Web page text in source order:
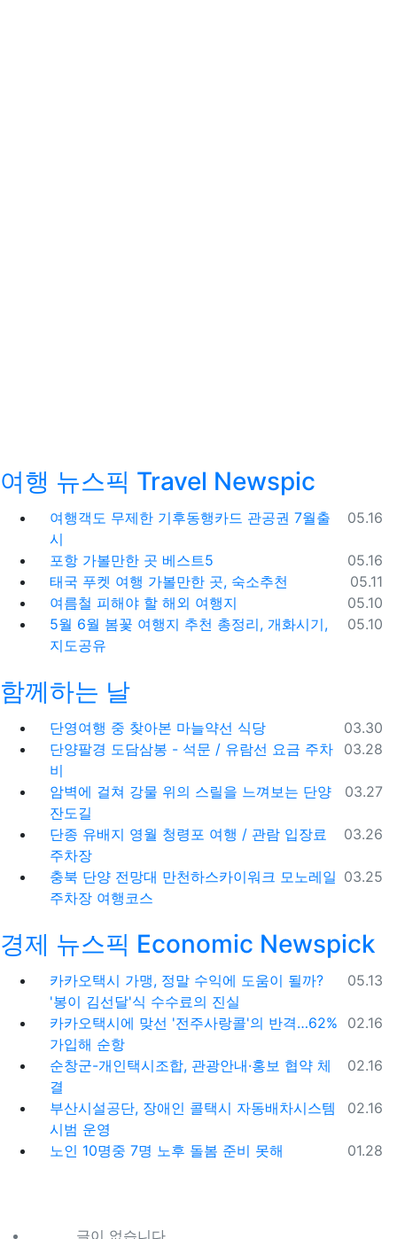
여행 뉴스픽 Travel Newspic
등록일
05.16
여행객도 무제한 기후동행카드 관공권 7월출
시
등록일
05.16
포항 가볼만한 곳 베스트5
등록일
05.11
태국 푸켓 여행 가볼만한 곳, 숙소추천
등록일
05.10
여름철 피해야 할 해외 여행지
등록일
05.10
5월 6월 봄꽃 여행지 추천 총정리, 개화시기,
지도공유
함께하는 날
등록일
03.30
단영여행 중 찾아본 마늘약선 식당
등록일
03.28
단양팔경 도담삼봉 - 석문 / 유람선 요금 주차
비
등록일
03.27
암벽에 걸쳐 강물 위의 스릴을 느껴보는 단양
잔도길
등록일
03.26
단종 유배지 영월 청령포 여행 / 관람 입장료
주차장
등록일
03.25
충북 단양 전망대 만천하스카이워크 모노레일
주차장 여행코스
경제 뉴스픽 Economic Newspick
등록일
05.13
카카오택시 가맹, 정말 수익에 도움이 될까?
'봉이 김선달'식 수수료의 진실
등록일
02.16
카카오택시에 맞선 '전주사랑콜'의 반격…62%
가입해 순항
등록일
02.16
순창군-개인택시조합, 관광안내·홍보 협약 체
결
등록일
02.16
부산시설공단, 장애인 콜택시 자동배차시스템
시범 운영
등록일
01.28
노인 10명중 7명 노후 돌봄 준비 못해
글이 없습니다.